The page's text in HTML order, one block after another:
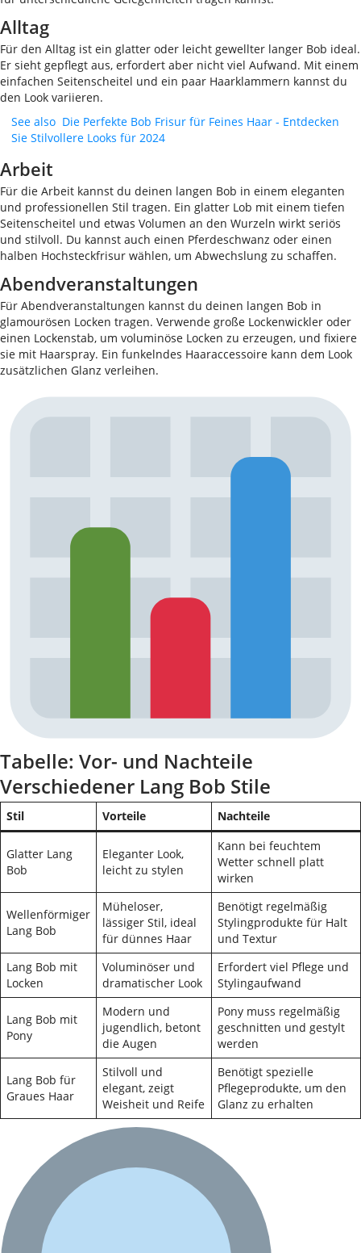
Alltag
Für den Alltag ist ein glatter oder leicht gewellter langer Bob ideal.
Er sieht gepflegt aus, erfordert aber nicht viel Aufwand. Mit einem
einfachen Seitenscheitel und ein paar Haarklammern kannst du
den Look variieren.
See also Die Perfekte Bob Frisur für Feines Haar - Entdecken
Sie Stilvollere Looks für 2024
Arbeit
Für die Arbeit kannst du deinen langen Bob in einem eleganten
und professionellen Stil tragen. Ein glatter Lob mit einem tiefen
Seitenscheitel und etwas Volumen an den Wurzeln wirkt seriös
und stilvoll. Du kannst auch einen Pferdeschwanz oder einen
halben Hochsteckfrisur wählen, um Abwechslung zu schaffen.
Abendveranstaltungen
Für Abendveranstaltungen kannst du deinen langen Bob in
glamourösen Locken tragen. Verwende große Lockenwickler oder
einen Lockenstab, um voluminöse Locken zu erzeugen, und fixiere
sie mit Haarspray. Ein funkelndes Haaraccessoire kann dem Look
zusätzlichen Glanz verleihen.
Tabelle: Vor- und Nachteile
Verschiedener Lang Bob Stile
Stil Vorteile Nachteile
Glatter Lang
Bob
Eleganter Look,
leicht zu stylen
Kann bei feuchtem
Wetter schnell platt
wirken
Wellenförmiger
Lang Bob
Müheloser,
lässiger Stil, ideal
für dünnes Haar
Benötigt regelmäßig
Stylingprodukte für Halt
und Textur
Lang Bob mit
Locken
Voluminöser und
dramatischer Look
Erfordert viel Pflege und
Stylingaufwand
Lang Bob mit
Pony
Modern und
jugendlich, betont
die Augen
Pony muss regelmäßig
geschnitten und gestylt
werden
Lang Bob für
Graues Haar
Stilvoll und
elegant, zeigt
Weisheit und Reife
Benötigt spezielle
Pflegeprodukte, um den
Glanz zu erhalten